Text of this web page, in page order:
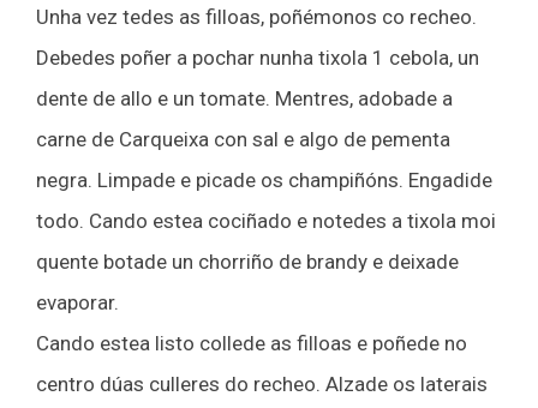
Unha vez tedes as filloas, poñémonos co recheo.
Debedes poñer a pochar nunha tixola 1 cebola, un
dente de allo e un tomate. Mentres, adobade a
carne de Carqueixa con sal e algo de pementa
negra. Limpade e picade os champiñóns. Engadide
todo. Cando estea cociñado e notedes a tixola moi
quente botade un chorriño de brandy e deixade
evaporar.
Cando estea listo collede as filloas e poñede no
centro dúas culleres do recheo. Alzade os laterais